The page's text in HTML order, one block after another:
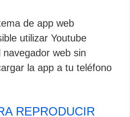
de app web
utilizar Youtube
web sin
la app a tu teléfono
REPRODUCIR